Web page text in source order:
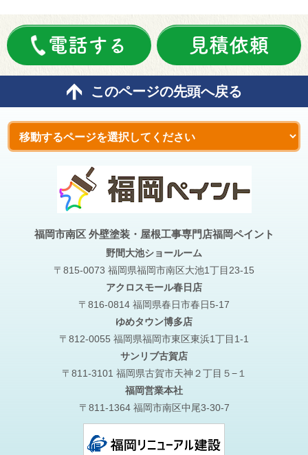
電話する 見積依頼
このページの先頭へ戻る
福岡市南区 外壁塗装・屋根工事専門店福岡ペイント
野間大池ショールーム
〒815-0073 福岡県福岡市南区大池1丁目23-15
アクロスモール春日店
〒816-0814 福岡県春日市春日5-17
ゆめタウン博多店
〒812-0055 福岡県福岡市東区東浜1丁目1-1
サンリブ古賀店
〒811-3101 福岡県古賀市天神２丁目５−１
福岡営業本社
〒811-1364 福岡市南区中尾3-30-7